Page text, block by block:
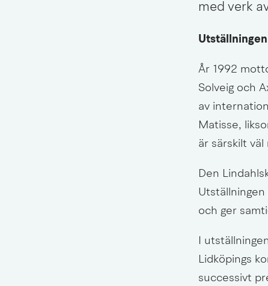
med verk
År 1992
Solveig och
av
Matisse,
är särskilt
Den
och ger
I
Lidköpings
successivt